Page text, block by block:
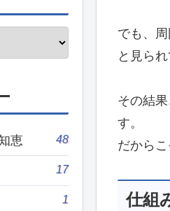
でも、
と見ら
その結
す。
だからこ
仕組
恵 48
17
1